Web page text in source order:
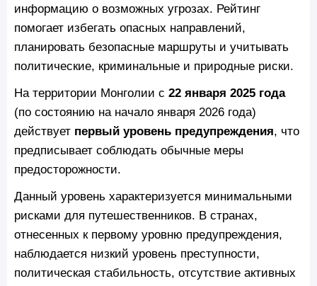
информацию о возможных угрозах. Рейтинг
помогает избегать опасных направлений,
планировать безопасные маршруты и учитывать
политические, криминальные и природные риски.
На территории Монголии с 22 января 2025 года
(по состоянию на начало января 2026 года)
действует первый уровень предупреждения, что
предписывает соблюдать обычные меры
предосторожности.
Данный уровень характеризуется минимальными
рисками для путешественников. В странах,
отнесенных к первому уровню предупреждения,
наблюдается низкий уровень преступности,
политическая стабильность, отсутствие активных